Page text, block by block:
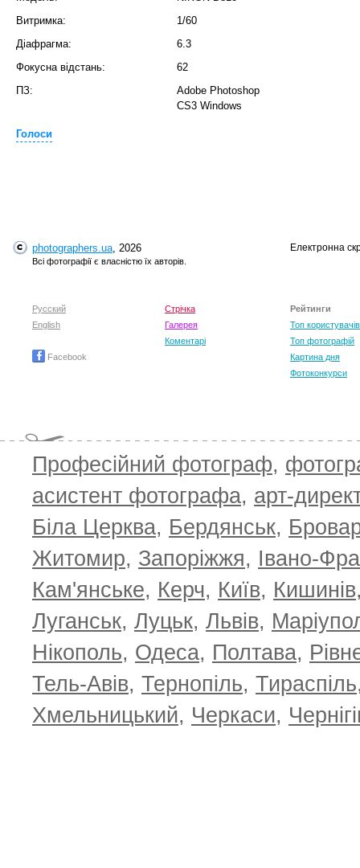
Витримка:
1/60
Діафрагма:
6.3
Фокусна відстань:
62
ПЗ:
Adobe Photoshop
CS3 Windows
Голоси
photographers.ua, 2026
Всі фотографії є власністю їх авторів.
Електронна
Русский
English
Facebook
Стрічка
Галерея
Коментарі
Рейтинги
Топ користувачів
Топ фотографій
Картина дня
Фотоконкурси
Професійний фотограф,
асистент фотографа, арт-
Біла Церква, Бердянськ,
Житомир, Запоріжжя, Івано-
Кам'янське, Керч, Київ, Кишинів
Луганськ, Луцьк, Львів,
Нікополь, Одеса, Полтава,
Тель-Авів, Тернопіль, Тираспіль
Хмельницький, Черкаси,